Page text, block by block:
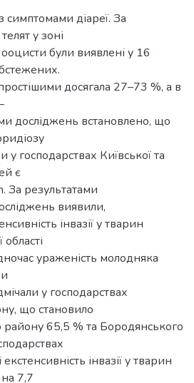
симптомами діареї. За
у зоні
ооцисти були виявлені у 16
досягала 27–73 %, а в
досліджень встановлено, що
у господарствах Київської та
є
За результатами
виявили,
інвазії у тварин
ураженість молодняка
у господарствах
що становило
65,5 % та Бородянського
інвазії у тварин
7,7